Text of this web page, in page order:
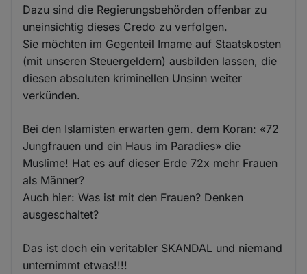
Dazu sind die Regierungsbehörden offenbar zu
uneinsichtig dieses Credo zu verfolgen.
Sie möchten im Gegenteil Imame auf Staatskosten
(mit unseren Steuergeldern) ausbilden lassen, die
diesen absoluten kriminellen Unsinn weiter
verkünden.
Bei den Islamisten erwarten gem. dem Koran: «72
Jungfrauen und ein Haus im Paradies» die
Muslime! Hat es auf dieser Erde 72x mehr Frauen
als Männer?
Auch hier: Was ist mit den Frauen? Denken
ausgeschaltet?
Das ist doch ein veritabler SKANDAL und niemand
unternimmt etwas!!!!